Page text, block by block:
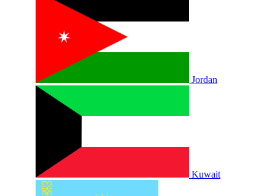
Jordan
Kuwait